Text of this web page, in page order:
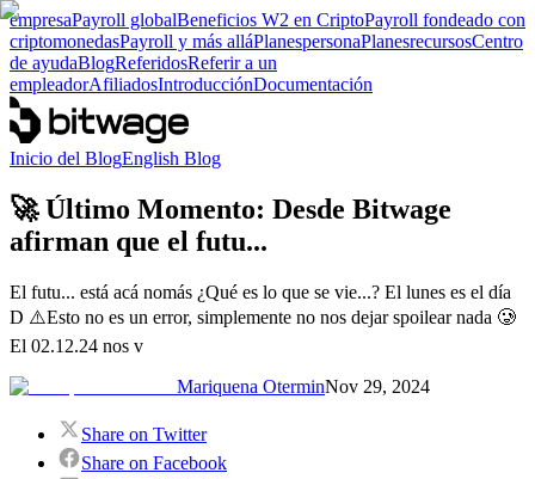
empresaPayroll globalBeneficios W2 en CriptoPayroll fondeado con
criptomonedasPayroll y más alláPlanespersonaPlanesrecursosCentro
de ayudaBlogReferidosReferir a un
empleadorAfiliadosIntroducciónDocumentación
Inicio del BlogEnglish Blog
🚀 Último Momento: Desde Bitwage
afirman que el futu...
El futu... está acá nomás ¿Qué es lo que se vie...? El lunes es el día
D ⚠️Esto no es un error, simplemente no nos dejar spoilear nada 🥲
El 02.12.24 nos v
Mariquena OterminNov 29, 2024
Share on Twitter
Share on Facebook